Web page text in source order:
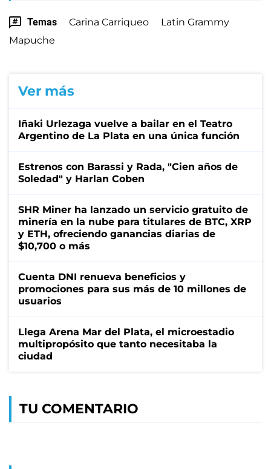
Temas Carina Carriqueo
Latin Grammy
Mapuche
Ver más
Iñaki Urlezaga vuelve a bailar en el Teatro
Argentino de La Plata en una única función
Estrenos con Barassi y Rada, "Cien años de
Soledad" y Harlan Coben
SHR Miner ha lanzado un servicio gratuito de
minería en la nube para titulares de BTC, XRP
y ETH, ofreciendo ganancias diarias de
$10,700 o más
Cuenta DNI renueva beneficios y
promociones para sus más de 10 millones de
usuarios
Llega Arena Mar del Plata, el microestadio
multipropósito que tanto necesitaba la
ciudad
TU COMENTARIO